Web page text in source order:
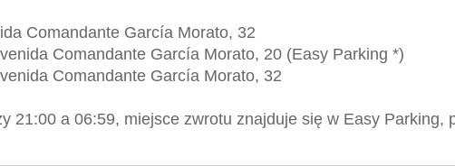
Comandante García Morato, 32
Comandante García Morato, 20 (Easy Parking *)
Comandante García Morato, 32
21:00 a 06:59, miejsce zwrotu znajduje się w Easy Parking,